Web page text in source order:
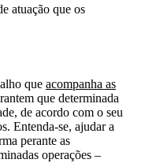
atuação que os
que acompanha as
que determinada
de acordo com o seu
Entenda-se, ajudar a
perante as
operações –